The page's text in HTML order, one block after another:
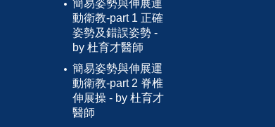
簡易姿勢與伸展運
動衛教-part 1 正確
姿勢及錯誤姿勢 -
by 杜育才醫師
簡易姿勢與伸展運
動衛教-part 2 脊椎
伸展操 - by 杜育才
醫師